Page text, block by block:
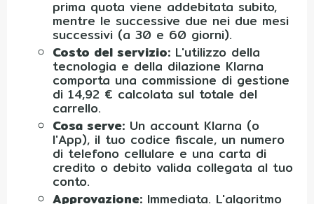
prima quota viene addebitata subito,
mentre le successive due nei due mesi
successivi (a 30 e 60 giorni).
Costo del servizio: L'utilizzo della
tecnologia e della dilazione Klarna
comporta una commissione di gestione
di 14,92 € calcolata sul totale del
carrello.
Cosa serve: Un account Klarna (o
l'App), il tuo codice fiscale, un numero
di telefono cellulare e una carta di
credito o debito valida collegata al tuo
conto.
Approvazione: Immediata. L'algoritmo